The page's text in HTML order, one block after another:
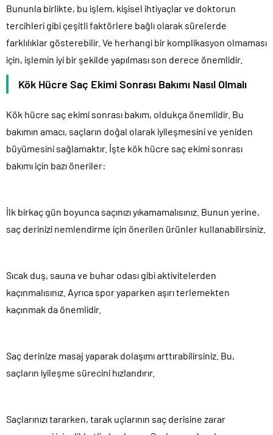
Bununla birlikte, bu işlem, kişisel ihtiyaçlar ve doktorun
tercihleri gibi çeşitli faktörlere bağlı olarak sürelerde
farklılıklar gösterebilir. Ve herhangi bir komplikasyon olmaması
için, işlemin iyi bir şekilde yapılması son derece önemlidir.
Kök Hücre Saç Ekimi Sonrası Bakımı Nasıl Olmalı
Kök hücre saç ekimi sonrası bakım, oldukça önemlidir. Bu
bakımın amacı, saçların doğal olarak iyileşmesini ve yeniden
büyümesini sağlamaktır. İşte kök hücre saç ekimi sonrası
bakımı için bazı öneriler:
İlk birkaç gün boyunca saçınızı yıkamamalısınız. Bunun yerine,
saç derinizi nemlendirme için önerilen ürünler kullanabilirsiniz.
Sıcak duş, sauna ve buhar odası gibi aktivitelerden
kaçınmalısınız. Ayrıca spor yaparken aşırı terlemekten
kaçınmak da önemlidir.
Saç derinize masaj yaparak dolaşımı arttırabilirsiniz. Bu,
saçların iyileşme sürecini hızlandırır.
Saçlarınızı tararken, tarak uçlarının saç derisine zarar